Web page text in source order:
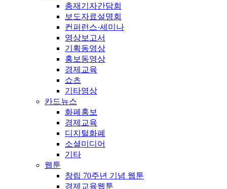
총재기자간담회
보도자료설명회
컨퍼런스·세미나
영상보고서
기획동영상
홍보동영상
경제교육
쇼츠
기타영상
카드뉴스
화폐홍보
경제교육
디지털화폐
소셜미디어
기타
웹툰
창립 70주년 기념 웹툰
경제교육웹툰